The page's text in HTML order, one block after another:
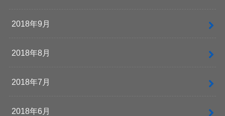
2018年9月
2018年8月
2018年7月
2018年6月